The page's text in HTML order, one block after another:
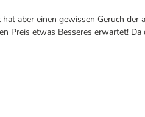
aber einen gewissen Geruch
etwas Besseres erwartet!